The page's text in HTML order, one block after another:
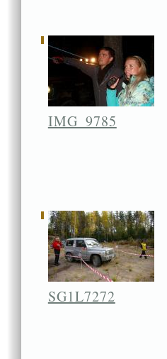
IMG_9785
SG1L7272